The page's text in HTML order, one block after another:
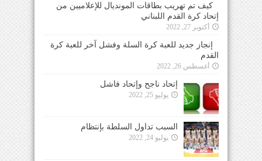
كيف تم تهريب بطاقات المونديال للإعلاميين من
إتحاد كرة القدم اللبناني
أكتوبر 27, 2022
إنجاز جديد للعبة كرة السلة وفشل آخر للعبة كرة
القدم
أغسطس 26, 2022
إتحاد ناجح وإتحاد فاشل
يوليو 25, 2022
السبب تداول السلطة بإنتظام
يوليو 24, 2022